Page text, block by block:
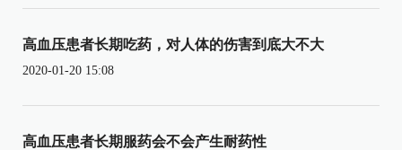
高血压患者长期吃药，对人体的伤害到底大不大
2020-01-20 15:08
高血压患者长期服药会不会产生耐药性